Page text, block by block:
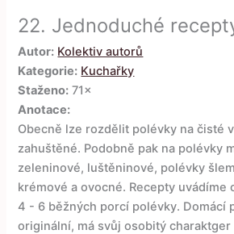
22. Jednoduché
Autor: Kolektiv autorů
Kategorie: Kuchařky
Staženo: 71×
Anotace:
Obecně lze rozdělit polévky na čisté
zahuštěné. Podobně pak na polévky
zeleninové, luštěninové, polévky
krémové a ovocné. Recepty uvádíme
4 - 6 běžných porcí polévky. Domácí
originální, má svůj osobitý